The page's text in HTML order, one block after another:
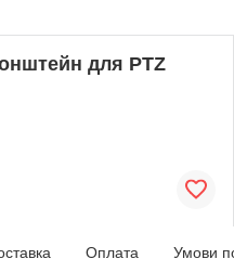
для PTZ
Оплата Умови